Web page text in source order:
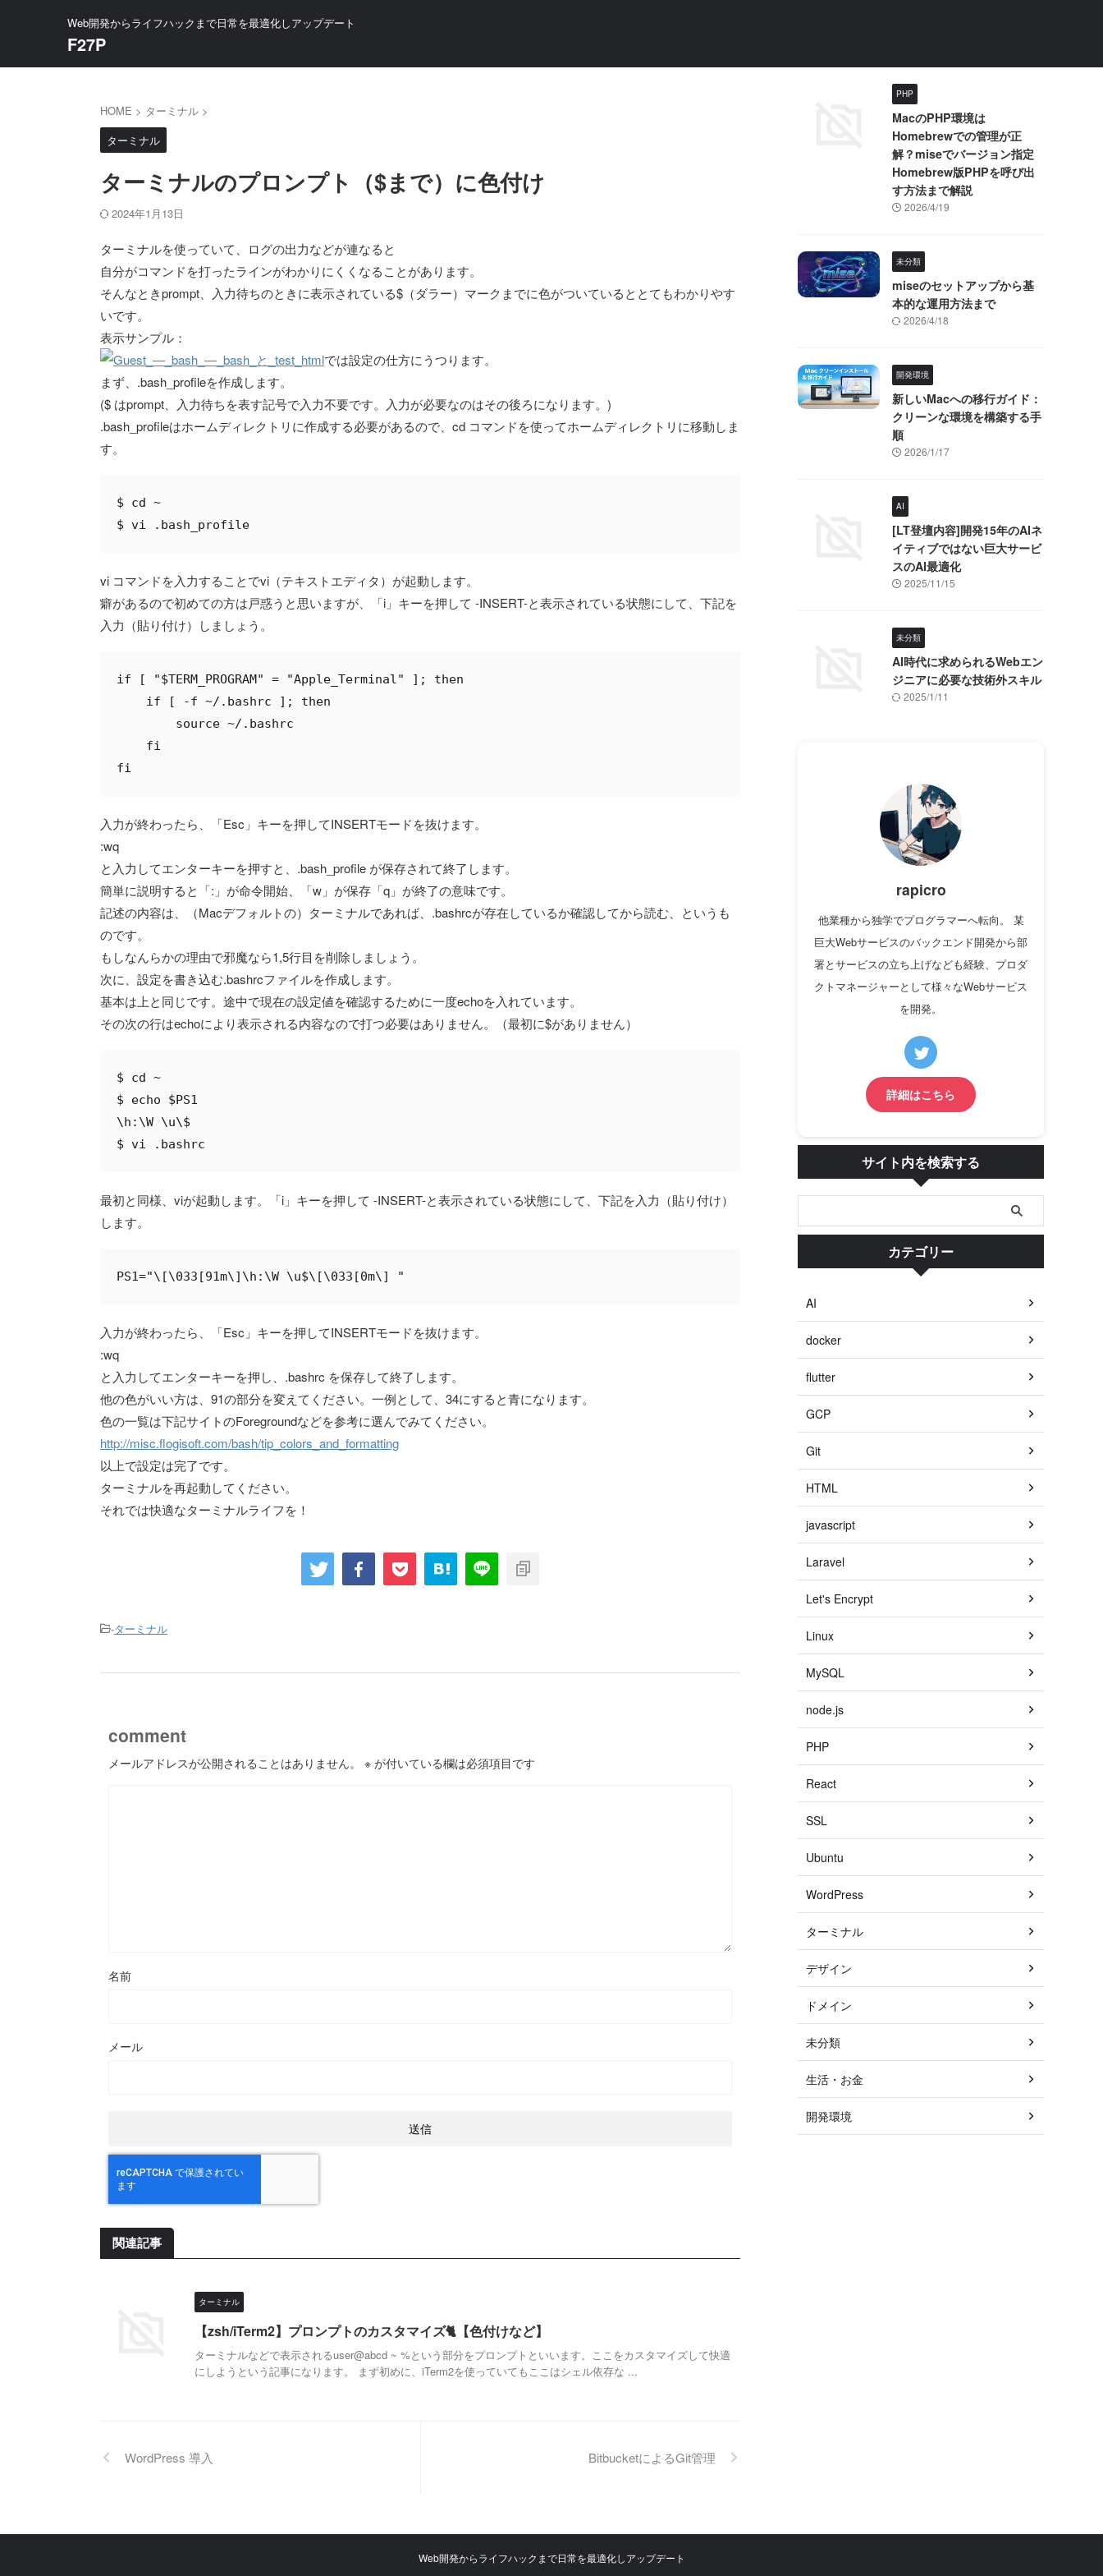
Web開発からライフハックまで日常を最適化しアップデート
F27P
HOME > ターミナル >
ターミナル
ターミナルのプロンプト（$まで）に色付け
2024年1月13日
ターミナルを使っていて、ログの出力などが連なると
自分がコマンドを打ったラインがわかりにくくなることがあります。
そんなときprompt、入力待ちのときに表示されている$（ダラー）マークまでに色がついているととてもわかりやす
いです。
表示サンプル：
では設定の仕方にうつります。
まず、.bash_profileを作成します。
($ はprompt、入力待ちを表す記号で入力不要です。入力が必要なのはその後ろになります。)
.bash_profileはホームディレクトリに作成する必要があるので、cd コマンドを使ってホームディレクトリに移動しま
す。
$ cd ~
vi コマンドを入力することでvi（テキストエディタ）が起動します。
癖があるので初めての方は戸惑うと思いますが、「i」キーを押して -INSERT-と表示されている状態にして、下記を
入力（貼り付け）しましょう。
if [ "$TERM_PROGRAM" = "Apple_Terminal" ]; then
    if [ -f ~/.bashrc ]; then
        source ~/.bashrc
    fi
入力が終わったら、「Esc」キーを押してINSERTモードを抜けます。
:wq
と入力してエンターキーを押すと、.bash_profile が保存されて終了します。
簡単に説明すると「:」が命令開始、「w」が保存「q」が終了の意味です。
記述の内容は、（Macデフォルトの）ターミナルであれば、.bashrcが存在しているか確認してから読む、というも
のです。
もしなんらかの理由で邪魔なら1,5行目を削除しましょう。
次に、設定を書き込む.bashrcファイルを作成します。
基本は上と同じです。途中で現在の設定値を確認するために一度echoを入れています。
その次の行はechoにより表示される内容なので打つ必要はありません。（最初に$がありません）
$ cd ~
$ echo $PS1
\h:\W \u\$
最初と同様、viが起動します。「i」キーを押して -INSERT-と表示されている状態にして、下記を入力（貼り付け）
します。
入力が終わったら、「Esc」キーを押してINSERTモードを抜けます。
:wq
と入力してエンターキーを押し、.bashrc を保存して終了します。
他の色がいい方は、91の部分を変えてください。一例として、34にすると青になります。
色の一覧は下記サイトのForegroundなどを参考に選んでみてください。
http://misc.flogisoft.com/bash/tip_colors_and_formatting
以上で設定は完了です。
ターミナルを再起動してください。
それでは快適なターミナルライフを！
-ターミナル
comment
メールアドレスが公開されることはありません。 ※ が付いている欄は必須項目です
名前
メール
関連記事
ターミナル
【zsh/iTerm2】プロンプトのカスタマイズ🐈【色付けなど】
ターミナルなどで表示されるuser@abcd ~ %という部分をプロンプトといいます。ここをカスタマイズして快適
にしようという記事になります。 まず初めに、iTerm2を使っていてもここはシェル依存な ...
WordPress 導入 BitbucketによるGit管理
PHP
MacのPHP環境は
Homebrewでの管理が正
解？miseでバージョン指定
Homebrew版PHPを呼び出
す方法まで解説
2026/4/19
未分類
miseのセットアップから基
本的な運用方法まで
2026/4/18
開発環境
新しいMacへの移行ガイド：
クリーンな環境を構築する手
順
2026/1/17
AI
[LT登壇内容]開発15年のAIネ
イティブではない巨大サービ
スのAI最適化
2025/11/15
未分類
AI時代に求められるWebエン
ジニアに必要な技術外スキル
2025/1/11
rapicro
他業種から独学でプログラマーへ転向。 某
巨大Webサービスのバックエンド開発から部
署とサービスの立ち上げなども経験、プロダ
クトマネージャーとして様々なWebサービス
を開発。
詳細はこちら
サイト内を検索する
カテゴリー
AI
docker
flutter
GCP
Git
HTML
javascript
Laravel
Let's Encrypt
Linux
MySQL
node.js
PHP
React
SSL
Ubuntu
WordPress
ターミナル
デザイン
ドメイン
未分類
生活・お金
開発環境
Web開発からライフハックまで日常を最適化しアップデート